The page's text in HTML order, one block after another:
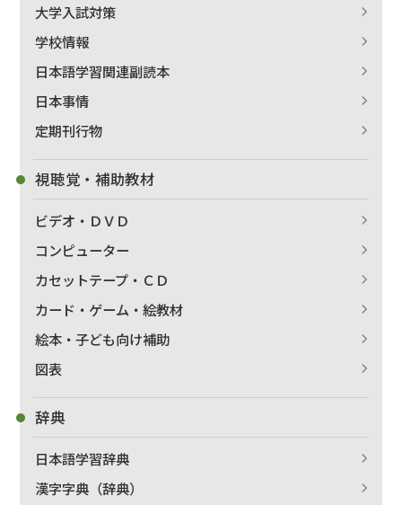
大学入試対策
学校情報
日本語学習関連副読本
日本事情
定期刊行物
視聴覚・補助教材
ビデオ・ＤＶＤ
コンピューター
カセットテープ・ＣＤ
カード・ゲーム・絵教材
絵本・子ども向け補助
図表
辞典
日本語学習辞典
漢字字典（辞典）